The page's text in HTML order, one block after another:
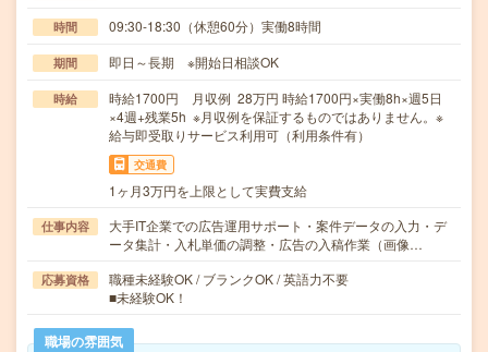
時間 09:30-18:30（休憩60分）実働8時間
期間 即日～長期 ※開始日相談OK
時給
時給1700円 月収例 28万円 時給1700円×実働8h×週5日
×4週+残業5h ※月収例を保証するものではありません。※
給与即受取りサービス利用可（利用条件有）
交通費
1ヶ月3万円を上限として実費支給
仕事内容
大手IT企業での広告運用サポート・案件データの入力・デ
ータ集計・入札単価の調整・広告の入稿作業（画像…
応募資格
職種未経験OK / ブランクOK / 英語力不要
■未経験OK！
職場の雰囲気